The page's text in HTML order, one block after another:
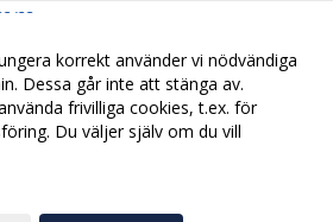
23
Basket! 2022-06-27 16:08
2022-06-21 16:11
2019-12-02 15:55
korrekt använder vi nödvändiga
Dessa går inte att stänga av.
frivilliga cookies, t.ex. för
Du väljer själv om du vill